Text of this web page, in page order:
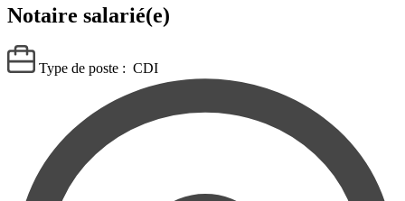
Notaire salarié(e)
Type de poste : CDI